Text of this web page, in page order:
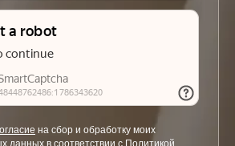
на сбор и обработку моих